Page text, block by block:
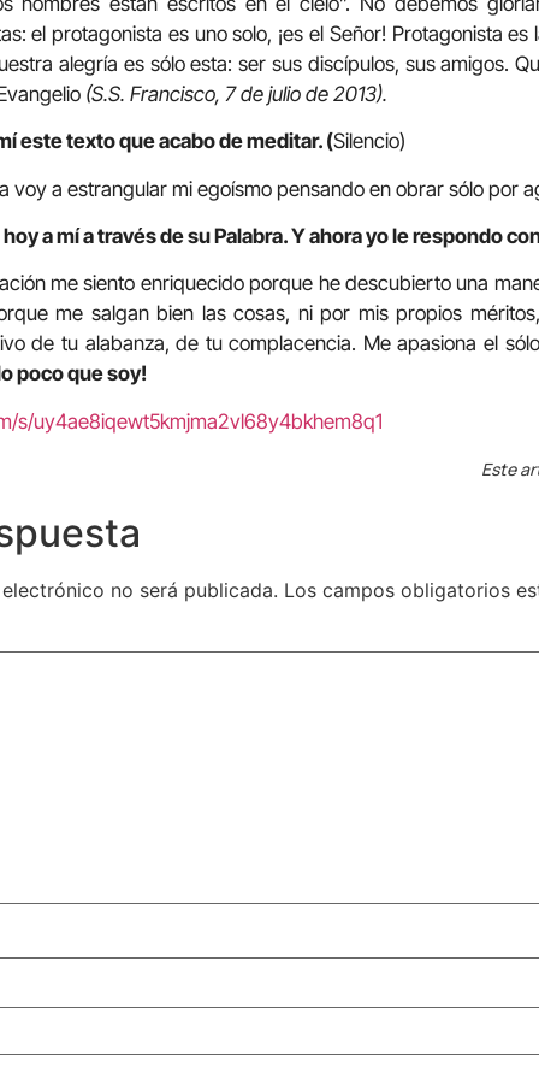
el protagonista es uno solo, ¡es el Señor! Protagonista es
alegría es sólo esta: ser sus discípulos, sus amigos.
(S.S. Francisco, 7 de julio de 2013).
este texto que acabo de meditar. (Silencio)
voy a estrangular mi egoísmo pensando en obrar sólo por
a mí a través de su Palabra. Y ahora yo le respondo
me siento enriquecido porque he descubierto una
me salgan bien las cosas, ni por mis propios
de tu alabanza, de tu complacencia. Me apasiona el
poco que soy!
s/uy4ae8iqewt5kmjma2vl68y4bkhem8q1
Este
no será publicada. Los campos obligatorios